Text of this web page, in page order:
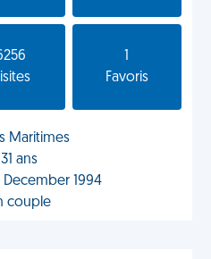
Favoris
Maritimes
ans
December 1994
couple